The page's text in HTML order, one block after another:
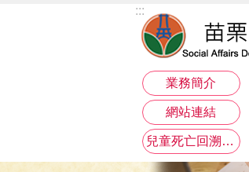
:::
業務簡介
網站連結
兒童死亡回溯分析